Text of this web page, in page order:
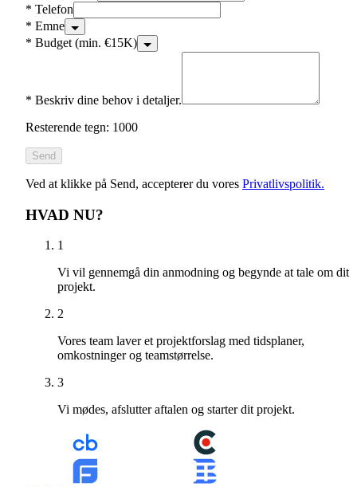
* Telefon
* Emne
* Budget (min. €15K)
* Beskriv dine behov i detaljer.
Resterende tegn: 1000
Send
Ved at klikke på Send, accepterer du vores Privatlivspolitik.
HVAD NU?
1
Vi vil gennemgå din anmodning og begynde at tale om dit
projekt.
2
Vores team laver et projektforslag med tidsplaner,
omkostninger og teamstørrelse.
3
Vi mødes, afslutter aftalen og starter dit projekt.